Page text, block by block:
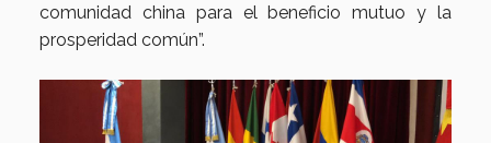
comunidad china para el beneficio mutuo y la
prosperidad común”.